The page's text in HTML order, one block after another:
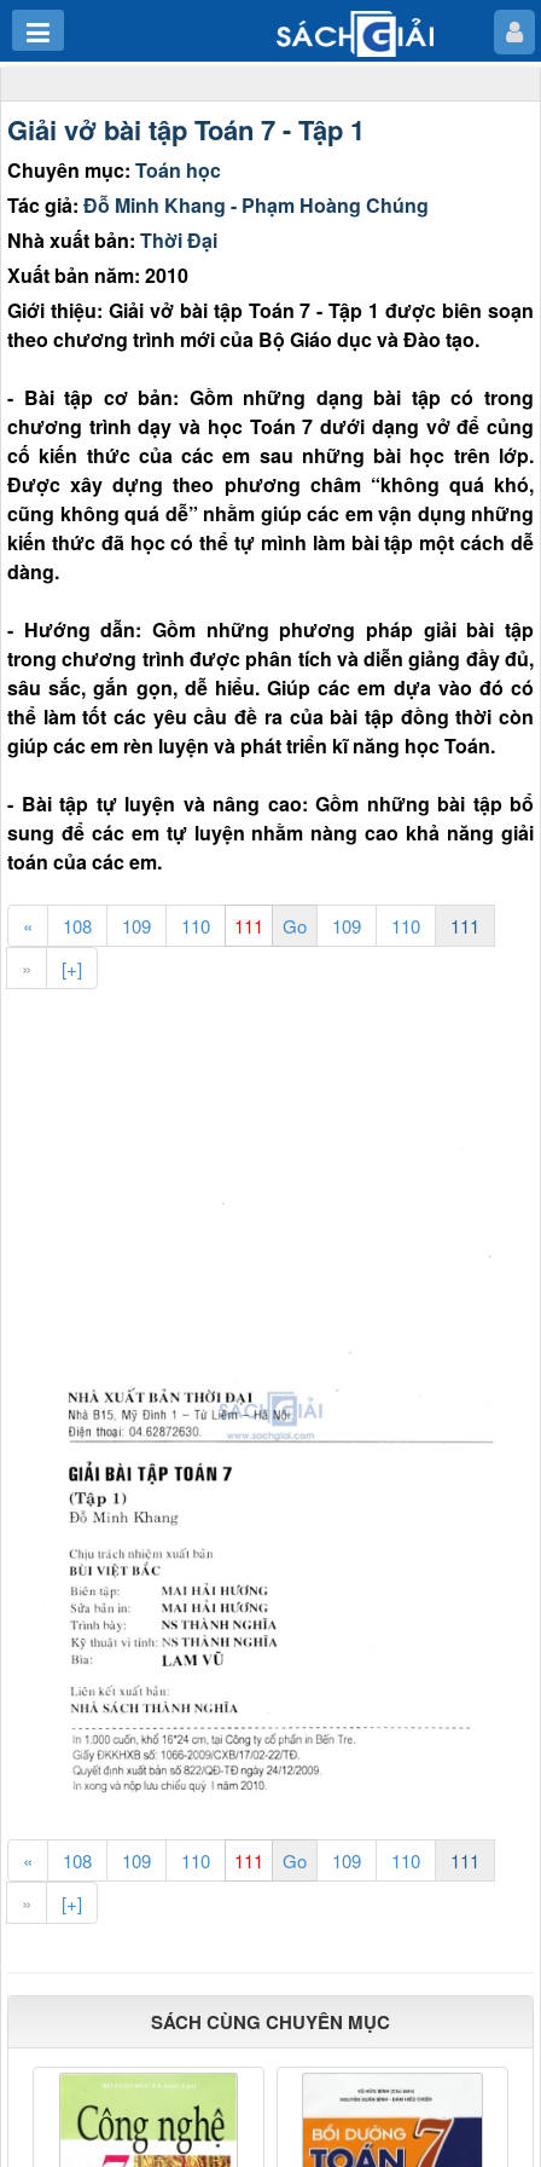
Giải vở bài tập Toán 7 - Tập 1
Chuyên mục: Toán học
Tác giả: Đỗ Minh Khang - Phạm Hoàng Chúng
Nhà xuất bản: Thời Đại
Xuất bản năm: 2010
Giới thiệu: Giải vở bài tập Toán 7 - Tập 1 được biên soạn
theo chương trình mới của Bộ Giáo dục và Đào tạo.
- Bài tập cơ bản: Gồm những dạng bài tập có trong
chương trình dạy và học Toán 7 dưới dạng vở để củng
cố kiến thức của các em sau những bài học trên lớp.
Được xây dựng theo phương châm “không quá khó,
cũng không quá dễ” nhằm giúp các em vận dụng những
kiến thức đã học có thể tự mình làm bài tập một cách dễ
dàng.
- Hướng dẫn: Gồm những phương pháp giải bài tập
trong chương trình được phân tích và diễn giảng đầy đủ,
sâu sắc, gắn gọn, dễ hiểu. Giúp các em dựa vào đó có
thể làm tốt các yêu cầu đề ra của bài tập đồng thời còn
giúp các em rèn luyện và phát triển kĩ năng học Toán.
- Bài tập tự luyện và nâng cao: Gồm những bài tập bổ
sung để các em tự luyện nhằm nàng cao khả năng giải
toán của các em.
« 108 109 110 109 110
111
»
[+]
« 108 109 110 109 110
111
»
[+]
SÁCH CÙNG CHUYÊN MỤC